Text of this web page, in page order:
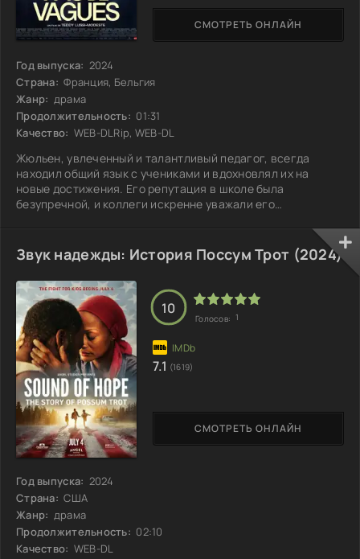
Год выпуска: 2024
Страна: Франция, Бельгия
Жанр: драма
Продолжительность: 01:31
Качество: WEB-DLRip, WEB-DL
Жюльен, увлеченный и талантливый педагог, всегда
находил общий язык с учениками и вдохновлял их на
новые достижения. Его репутация в школе была
безупречной, и коллеги искренне уважали его
переворачивается с ног на голову, когда одна из учениц
предъявляет ему обвинение в неподобающем поведении.
Обстановка резко меняется: Жюльен оказывается в
эпицентре яростных обсуждений, и ему приходится
столкнуться с недоверием не только учеников, но и
СМОТРЕТЬ ОНЛАЙН
Звук надежды: История Поссум Трот (2024)
Год выпуска: 2024
Страна: США
Жанр: драма
Продолжительность: 02:10
Качество: WEB-DL
СМОТРЕТЬ ОНЛАЙН
10
Голосов: 1
7.1 (1619)